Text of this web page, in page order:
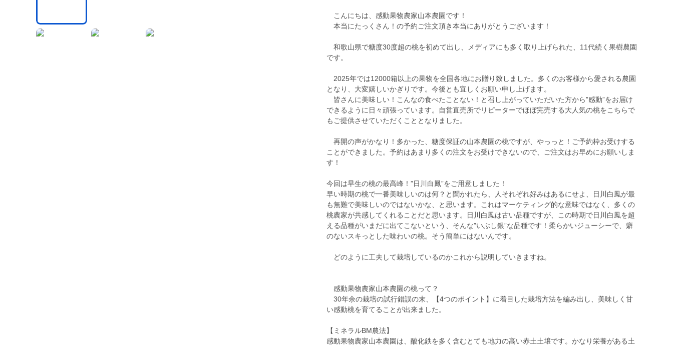
こんにちは、感動果物農家山本農園です！
本当にたっくさん！の予約ご注文頂き本当にありがとうございます！
和歌山県で糖度30度超の桃を初めて出し、メディアにも多く取り上げられた、11代続く果樹農園
です。
2025年では12000箱以上の果物を全国各地にお贈り致しました。多くのお客様から愛される農園
となり、大変嬉しいかぎりです。今後とも宜しくお願い申し上げます。
皆さんに美味しい！こんなの食べたことない！と召し上がっていただいた方から”感動”をお届け
できるように日々頑張っています。自営直売所でリピーターでほぼ完売する大人気の桃をこちらで
もご提供させていただくこととなりました。
再開の声がかなり！多かった、糖度保証の山本農園の桃ですが、やっっと！ご予約枠お受けする
ことができました。予約はあまり多くの注文をお受けできないので、ご注文はお早めにお願いしま
す！
今回は早生の桃の最高峰！”日川白鳳”をご用意しました！
早い時期の桃で一番美味しいのは何？と聞かれたら、人それぞれ好みはあるにせよ、日川白鳳が最
も無難で美味しいのではないかな、と思います。これはマーケティング的な意味ではなく、多くの
桃農家が共感してくれることだと思います。日川白鳳は古い品種ですが、この時期で日川白鳳を超
える品種がいまだに出てこないという、そんな”いぶし銀”な品種です！柔らかいジューシーで、癖
のないスキっとした味わいの桃。そう簡単にはないんです。
どのように工夫して栽培しているのかこれから説明していきますね。
感動果物農家山本農園の桃って？
30年余の栽培の試行錯誤の末、【4つのポイント】に着目した栽培方法を編み出し、美味しく甘
い感動桃を育てることが出来ました。
【ミネラルBM農法】
感動果物農家山本農園は、酸化鉄を多く含むとても地力の高い赤土土壌です。かなり栄養がある土